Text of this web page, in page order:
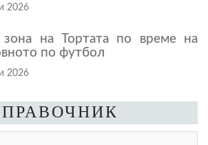
2026
на Тортата по време на
по футбол
2026